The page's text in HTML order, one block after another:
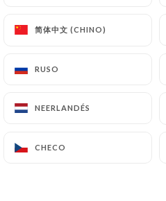
简体中文 (CHINO)
RUSO
NEERLANDÉS
CHECO
简体中文 (CHINO)
RUSO
NEERLANDÉS
CHECO